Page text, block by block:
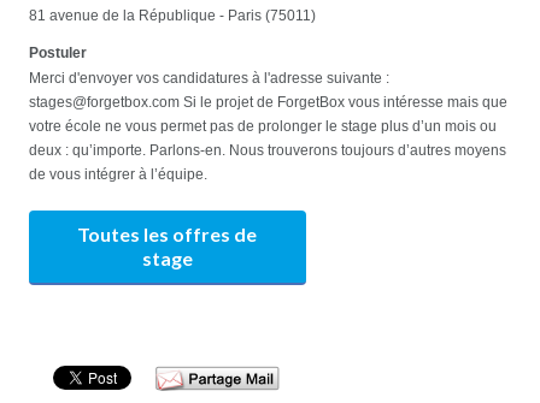
81 avenue de la République - Paris (75011)
Postuler
Merci d'envoyer vos candidatures à l'adresse suivante :
stages@forgetbox.com Si le projet de ForgetBox vous intéresse mais que
votre école ne vous permet pas de prolonger le stage plus d’un mois ou
deux : qu’importe. Parlons-en. Nous trouverons toujours d’autres moyens
de vous intégrer à l’équipe.
Toutes les offres de
stage